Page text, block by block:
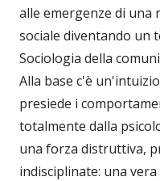
alle emergenze di una
sociale diventando un
Sociologia della
Alla base c'è
presiede i
totalmente dalla
una forza distruttiva,
indisciplinate: una